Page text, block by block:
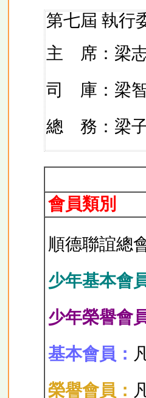
第七屆 執行
主 席：梁
司 庫：梁
總 務：梁
會員類別
順德聯誼總
少年基本會
少年榮譽會
基本會員：
榮譽會員：